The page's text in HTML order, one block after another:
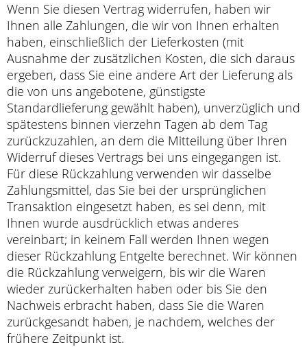
Wenn Sie diesen Vertrag widerrufen, haben wir
Ihnen alle Zahlungen, die wir von Ihnen erhalten
haben, einschließlich der Lieferkosten (mit
Ausnahme der zusätzlichen Kosten, die sich daraus
ergeben, dass Sie eine andere Art der Lieferung als
die von uns angebotene, günstigste
Standardlieferung gewählt haben), unverzüglich und
spätestens binnen vierzehn Tagen ab dem Tag
zurückzuzahlen, an dem die Mitteilung über Ihren
Widerruf dieses Vertrags bei uns eingegangen ist.
Für diese Rückzahlung verwenden wir dasselbe
Zahlungsmittel, das Sie bei der ursprünglichen
Transaktion eingesetzt haben, es sei denn, mit
Ihnen wurde ausdrücklich etwas anderes
vereinbart; in keinem Fall werden Ihnen wegen
dieser Rückzahlung Entgelte berechnet. Wir können
die Rückzahlung verweigern, bis wir die Waren
wieder zurückerhalten haben oder bis Sie den
Nachweis erbracht haben, dass Sie die Waren
zurückgesandt haben, je nachdem, welches der
frühere Zeitpunkt ist.